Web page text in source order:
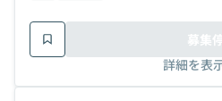
詳細を表
募集